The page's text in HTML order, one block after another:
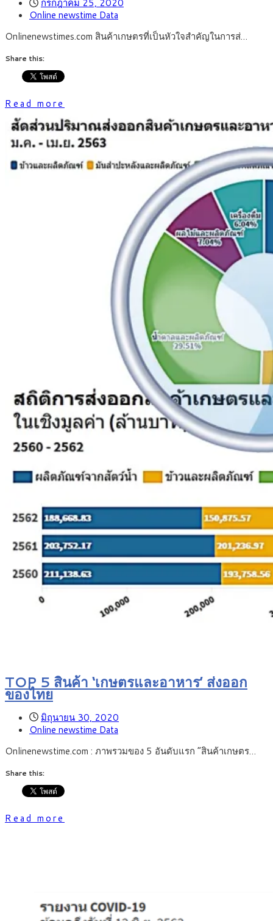
กรกฎาคม 25, 2020
Online newstime Data
Onlinenewstimes.com สินค้าเกษตรที่เป็นหัวใจสำคัญในการส่…
Share this:
Read more
TOP 5 สินค้า ‘เกษตรและอาหาร’ ส่งออก
ของไทย
มิถุนายน 30, 2020
Online newstime Data
Onlinenewstime.com : ภาพรวมของ 5 อันดับแรก “สินค้าเกษตร…
Share this:
Read more